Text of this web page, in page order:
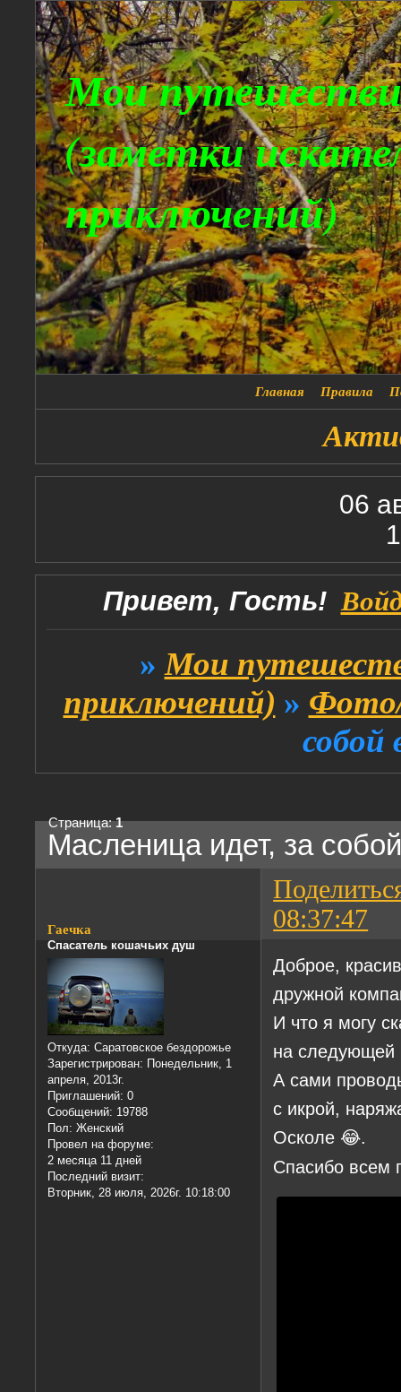
Мои
(заметки
приключений)
Главная Правила
06
Привет, Гость!
» Мои
приключений) »
собой
Масленица идет, за
Страница:1
08:37:47
Гаечка
Спасатель кошачьих душ
Откуда: Саратовское бездорожье
Зарегистрирован: Понедельник, 1
апреля, 2013г.
Приглашений: 0
Сообщений: 19788
Пол: Женский
Провел на форуме:
2 месяца 11 дней
Последний визит:
Вторник, 28 июля, 2026г. 10:18:00
Доброе,
дружной
И что я могу
на следующей
А сами
с икрой,
Осколе 😂.
Спасибо